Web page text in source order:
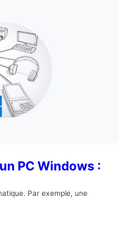
PC Windows :
Par exemple, une